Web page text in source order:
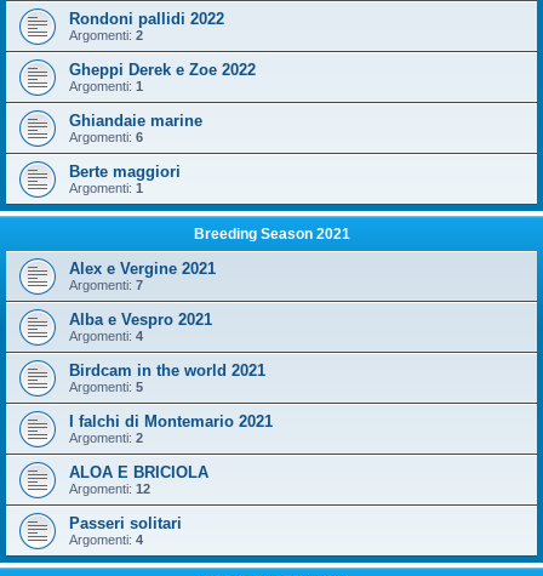
Rondoni pallidi 2022
Argomenti: 2
Gheppi Derek e Zoe 2022
Argomenti: 1
Ghiandaie marine
Argomenti: 6
Berte maggiori
Argomenti: 1
Breeding Season 2021
Alex e Vergine 2021
Argomenti: 7
Alba e Vespro 2021
Argomenti: 4
Birdcam in the world 2021
Argomenti: 5
I falchi di Montemario 2021
Argomenti: 2
ALOA E BRICIOLA
Argomenti: 12
Passeri solitari
Argomenti: 4